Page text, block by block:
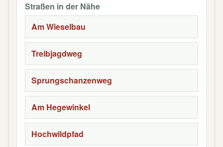
Straßen in der Nähe
Am Wieselbau
Treibjagdweg
Sprungschanzenweg
Am Hegewinkel
Hochwildpfad